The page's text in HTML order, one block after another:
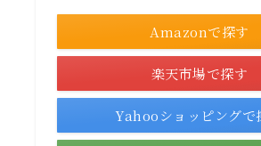
Amazonで探す
楽天市場で探す
Yahooショッピングで